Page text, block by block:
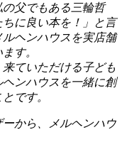
父でもある三輪哲
ちに良い本を！」と言
ルヘンハウスを実店舗
す。
ていただける子ども
ヘンハウスを一緒に創
です。
から、メルヘンハウ